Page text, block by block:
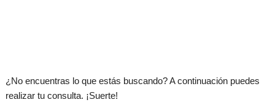
¿No encuentras lo que estás buscando? A continuación puedes
realizar tu consulta. ¡Suerte!